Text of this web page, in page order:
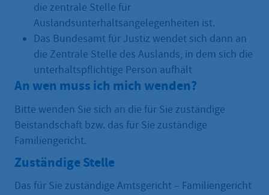
die zentrale Stelle für
Auslandsunterhaltsangelegenheiten ist.
Das Bundesamt für Justiz wendet sich dann an
die Zentrale Stelle des Auslands, in dem sich die
unterhaltspflichtige Person aufhält
An wen muss ich mich wenden?
Bitte wenden Sie sich an die für Sie zuständige
Beistandschaft bzw. das für Sie zuständige
Familiengericht.
Zuständige Stelle
Das für Sie zuständige Amtsgericht – Familiengericht